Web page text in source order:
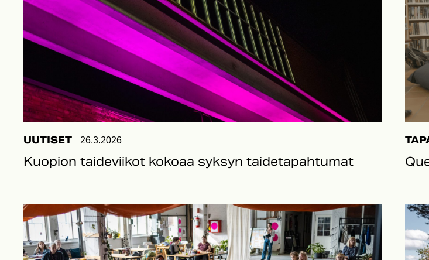
UUTISET 26.3.2026
Kuopion taideviikot kokoaa syksyn taidetapahtumat